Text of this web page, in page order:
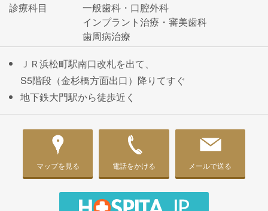
診療科目
一般歯科・口腔外科
インプラント治療・審美歯科
歯周病治療
ＪＲ浜松町駅南口改札を出て、
S5階段（金杉橋方面出口）降りてすぐ
地下鉄大門駅から徒歩近く
マップを見る 電話をかける メールで送る